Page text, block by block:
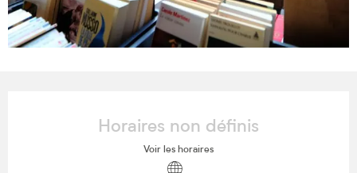
Horaires non définis
Voir les horaires